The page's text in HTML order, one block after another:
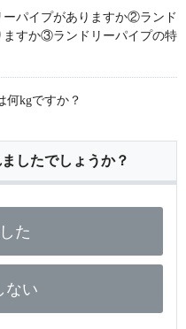
パイプがありますか②ランド
ますか③ランドリーパイプの特
何kgですか？
したでしょうか？
た
ない